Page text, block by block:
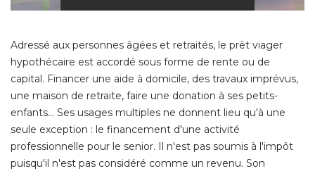
Adressé aux personnes âgées et retraités, le prêt viager
hypothécaire est accordé sous forme de rente ou de
capital. Financer une aide à domicile, des travaux imprévus,
une maison de retraite, faire une donation à ses petits-
enfants... Ses usages multiples ne donnent lieu qu'à une
seule exception : le financement d'une activité
professionnelle pour le senior. Il n'est pas soumis à l'impôt
puisqu'il n'est pas considéré comme un revenu. Son